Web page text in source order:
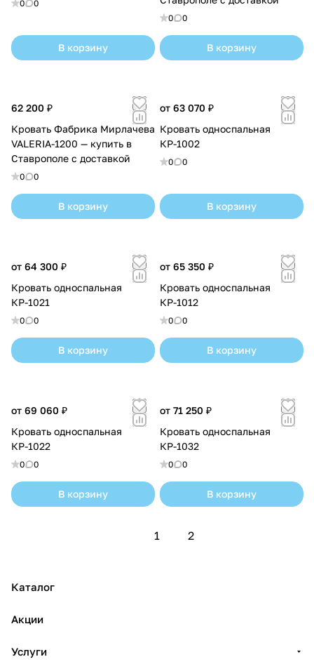
0 0
В корзину
0 0
В корзину
62 200 ₽
Кровать Фабрика Мирлачева
VALERIA-1200 — купить в
Ставрополе с доставкой
0 0
В корзину
от 63 070 ₽
Кровать односпальная
КР-1002
0 0
В корзину
от 64 300 ₽
Кровать односпальная
КР-1021
0 0
В корзину
от 65 350 ₽
Кровать односпальная
КР-1012
0 0
В корзину
от 69 060 ₽
Кровать односпальная
КР-1022
0 0
В корзину
от 71 250 ₽
Кровать односпальная
КР-1032
0 0
В корзину
1 2
Каталог
Акции
Услуги